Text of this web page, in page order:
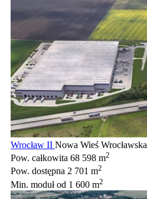
Wrocław II Nowa Wieś Wrocławska
Pow. całkowita 68 598 m2
Pow. dostępna 2 701 m2
Min. modułod 1 600 m2